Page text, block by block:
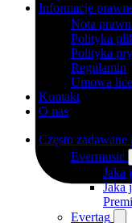
Informacje
Nota
Polityka
Polityka
Regulamin
Umowa
Kontakt
O nas
Często zadawane
Evermusic
Jaka
Jaka
Evertag